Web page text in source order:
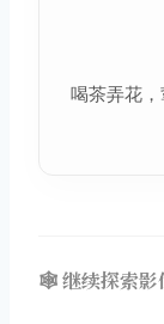
喝茶弄花
🕸️ 继续探索影